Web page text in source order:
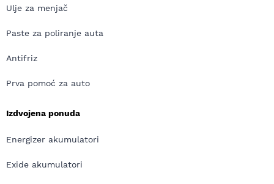
Ulje za menjač
Paste za poliranje auta
Antifriz
Prva pomoć za auto
Izdvojena ponuda
Energizer akumulatori
Exide akumulatori